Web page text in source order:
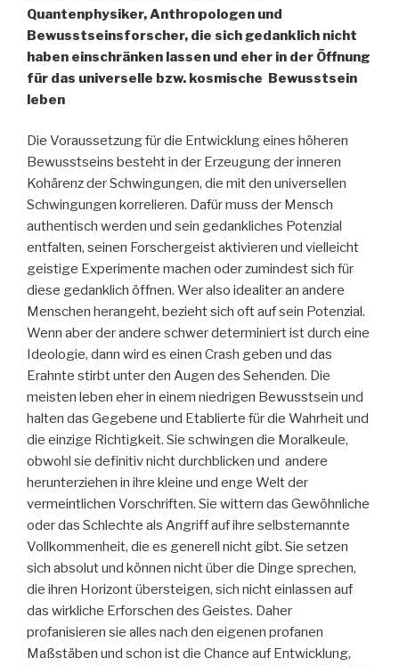
Quantenphysiker, Anthropologen und
Bewusstseinsforscher, die sich gedanklich nicht
haben einschränken lassen und eher in der Öffnung
für das universelle bzw. kosmische Bewusstsein
leben
Die Voraussetzung für die Entwicklung eines höheren
Bewusstseins besteht in der Erzeugung der inneren
Kohärenz der Schwingungen, die mit den universellen
Schwingungen korrelieren. Dafür muss der Mensch
authentisch werden und sein gedankliches Potenzial
entfalten, seinen Forschergeist aktivieren und vielleicht
geistige Experimente machen oder zumindest sich für
diese gedanklich öffnen. Wer also idealiter an andere
Menschen herangeht, bezieht sich oft auf sein Potenzial.
Wenn aber der andere schwer determiniert ist durch eine
Ideologie, dann wird es einen Crash geben und das
Erahnte stirbt unter den Augen des Sehenden. Die
meisten leben eher in einem niedrigen Bewusstsein und
halten das Gegebene und Etablierte für die Wahrheit und
die einzige Richtigkeit. Sie schwingen die Moralkeule,
obwohl sie definitiv nicht durchblicken und andere
herunterziehen in ihre kleine und enge Welt der
vermeintlichen Vorschriften. Sie wittern das Gewöhnliche
oder das Schlechte als Angriff auf ihre selbsternannte
Vollkommenheit, die es generell nicht gibt. Sie setzen
sich absolut und können nicht über die Dinge sprechen,
die ihren Horizont übersteigen, sich nicht einlassen auf
das wirkliche Erforschen des Geistes. Daher
profanisieren sie alles nach den eigenen profanen
Maßstäben und schon ist die Chance auf Entwicklung,